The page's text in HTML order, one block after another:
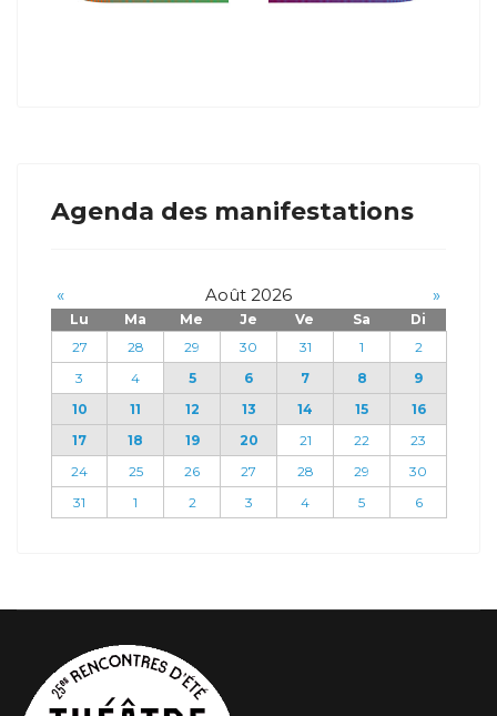
Agenda des manifestations
« Août 2026 »
Lu Ma Me Je Ve Sa
Di
27
28 29 30 31 1
2
3
4 5 6 7 8
9
10
11 12 13 14 15
16
17
18 19 20 21 22
23
24
25 26 27 28 29
30
31
1 2 3 4 5 6